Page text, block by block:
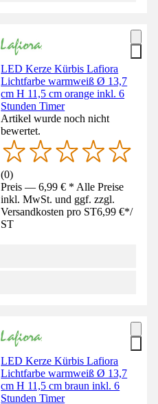
LED Kerze Kürbis Lafiora
Lichtfarbe warmweiß Ø 13,7
cm H 11,5 cm orange inkl. 6
Stunden Timer
Artikel wurde noch nicht
bewertet.
(0)
Preis — 6,99 € * Alle Preise
inkl. MwSt. und ggf. zzgl.
Versandkosten pro ST6,99 €*/
ST
LED Kerze Kürbis Lafiora
Lichtfarbe warmweiß Ø 13,7
cm H 11,5 cm braun inkl. 6
Stunden Timer